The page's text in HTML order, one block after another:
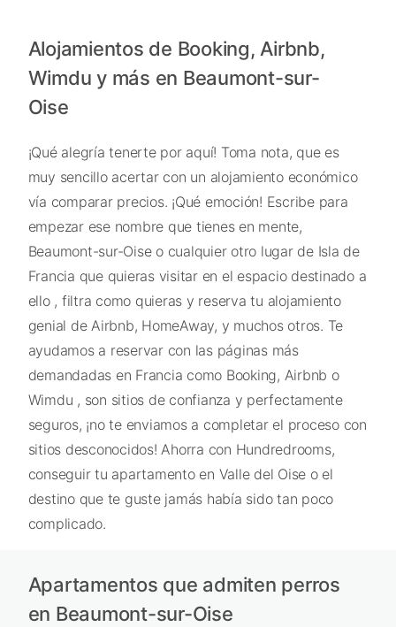
Alojamientos de Booking, Airbnb,
Wimdu y más en Beaumont-sur-
Oise
¡Qué alegría tenerte por aquí! Toma nota, que es
muy sencillo acertar con un alojamiento económico
vía comparar precios. ¡Qué emoción! Escribe para
empezar ese nombre que tienes en mente,
Beaumont-sur-Oise o cualquier otro lugar de Isla de
Francia que quieras visitar en el espacio destinado a
ello , filtra como quieras y reserva tu alojamiento
genial de Airbnb, HomeAway, y muchos otros. Te
ayudamos a reservar con las páginas más
demandadas en Francia como Booking, Airbnb o
Wimdu , son sitios de confianza y perfectamente
seguros, ¡no te enviamos a completar el proceso con
sitios desconocidos! Ahorra con Hundredrooms,
conseguir tu apartamento en Valle del Oise o el
destino que te guste jamás había sido tan poco
complicado.
Apartamentos que admiten perros
en Beaumont-sur-Oise